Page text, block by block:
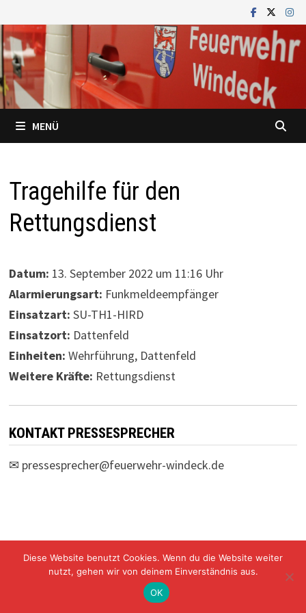
Inhalt
springen
MENÜ
Tragehilfe für den
Rettungsdienst
Datum: 13. September 2022 um 11:16 Uhr
Alarmierungsart: Funkmeldeempfänger
Einsatzart: SU-TH1-HIRD
Einsatzort: Dattenfeld
Einheiten: Wehrführung, Dattenfeld
Weitere Kräfte: Rettungsdienst
KONTAKT PRESSESPRECHER
✉ pressesprecher@feuerwehr-windeck.de
Freiwillige Feuerwehr Windeck Mit Stolz präsentiert von
undBam
Diese Website benutzt Cookies. Wenn du die Website weiter
nutzt, gehen wir von deinem Einverständnis aus.
OK